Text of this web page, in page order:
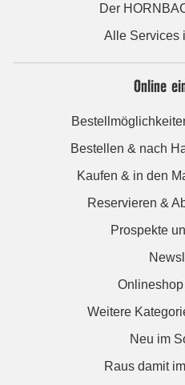
Der
Alle Services
Online
Bestellen & nach
Kaufen & in den
Reservieren &
Prospekte
Weitere
Neu im
Raus damit